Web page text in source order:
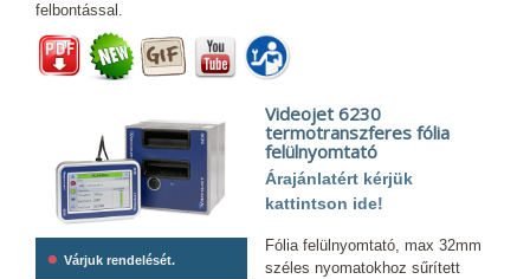
felbontással.
• Várjuk rendelését.
Videojet 6230
termotranszferes fólia
felülnyomtató
Árajánlatért kérjük
kattintson ide!
Fólia felülnyomtató, max 32mm
széles nyomatokhoz sűrített